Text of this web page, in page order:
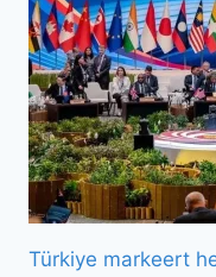
Türkiye markeert